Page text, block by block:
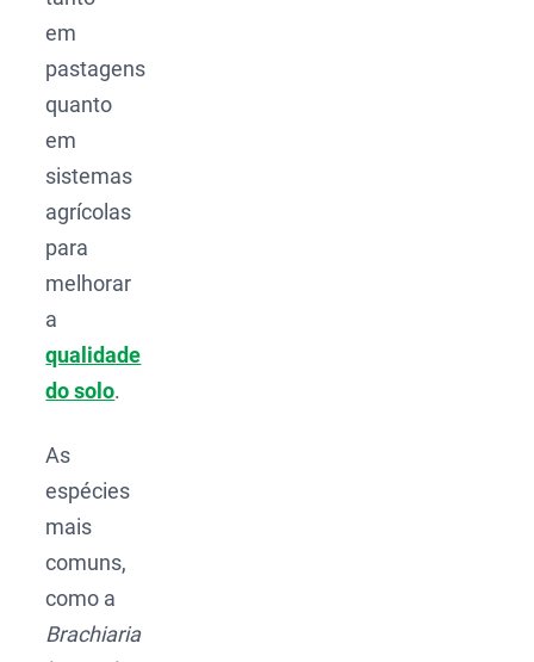
em
pastagens
quanto
em
sistemas
agrícolas
para
melhorar
a
qualidade
do solo.
As
espécies
mais
comuns,
como a
Brachiaria